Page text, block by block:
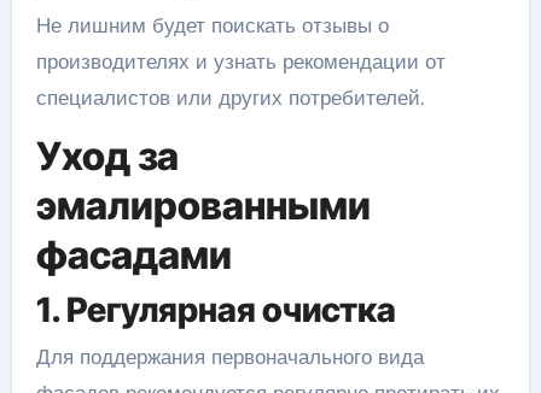
Не лишним будет поискать отзывы о
производителях и узнать рекомендации от
специалистов или других потребителей.
Уход за
эмалированными
фасадами
1. Регулярная очистка
Для поддержания первоначального вида